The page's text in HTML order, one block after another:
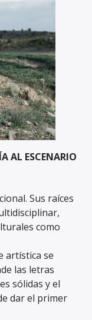
AL ESCENARIO
Sus raíces
como
artística se
las letras
sólidas y el
dar el primer